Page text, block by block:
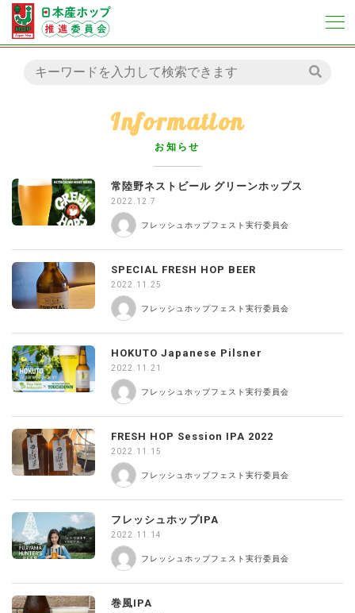
Information
お知らせ
常陸野ネストビール グリーンホップス
2022.12.7
フレッシュホップフェスト実行委員会
SPECIAL FRESH HOP BEER
2022.11.25
フレッシュホップフェスト実行委員会
HOKUTO Japanese Pilsner
2022.11.21
フレッシュホップフェスト実行委員会
FRESH HOP Session IPA 2022
2022.11.15
フレッシュホップフェスト実行委員会
フレッシュホップIPA
2022.11.14
フレッシュホップフェスト実行委員会
巻風IPA